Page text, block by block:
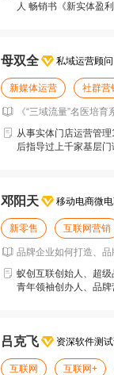
人 畅销书《新实体盈
母双全 私域运营顾问
新媒体运营 社群营
《“三域流量”名医培
从事实体门店运营管
后指导过上千家基层
邓阳天 移动电商微
新零售 互联网营销
品牌企业如何打造、品
蚁创互联创始人、超级
青年领袖创办人、品
吕克飞 资深软件测
互联网 互联网+